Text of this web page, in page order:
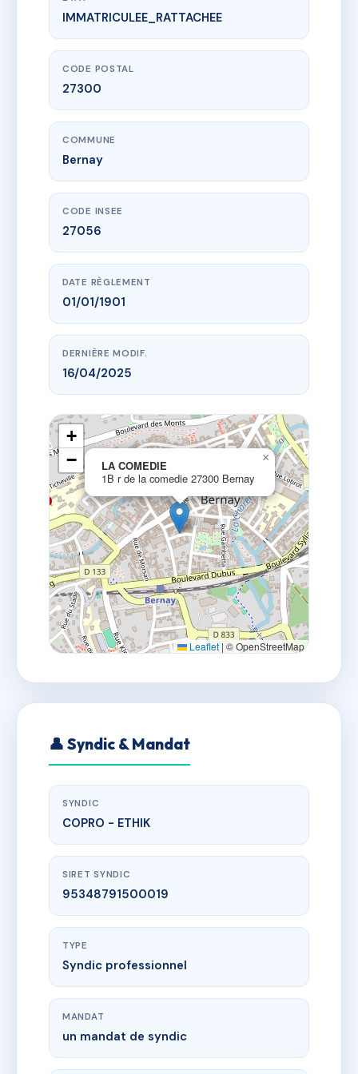
www.vme.plus/AD4949715
LA COMEDIE
1B r de la comedie
IMMATRICULEE_RATTACHEE
CODE POSTAL
27300
COMMUNE
Bernay
CODE INSEE
27056
DATE RÈGLEMENT
01/01/1901
DERNIÈRE MODIF.
16/04/2025
LA COMEDIE
1B r de la comedie 27300 Bernay
×
+
−
Leaflet | © OpenStreetMap
👤 Syndic & Mandat
SYNDIC
COPRO - ETHIK
SIRET SYNDIC
95348791500019
TYPE
Syndic professionnel
MANDAT
un mandat de syndic